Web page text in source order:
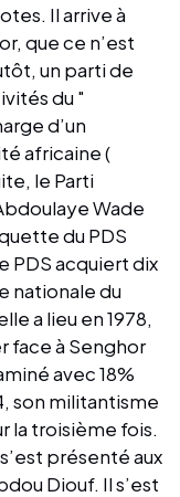
Il arrive à
que ce n’est
un parti de
du "
d’un
africaine (
le Parti
Wade
du PDS
PDS acquiert dix
nationale du
a lieu en 1978,
face à Senghor
avec 18%
son militantisme
la troisième fois.
présenté aux
Diouf. Il s’est